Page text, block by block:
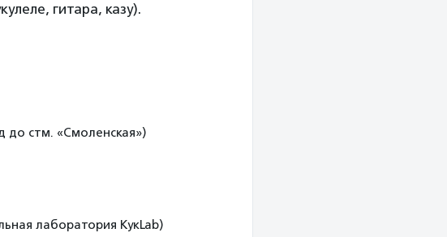
гитара, казу).
до стм. «Смоленская»)
лаборатория КукLab)